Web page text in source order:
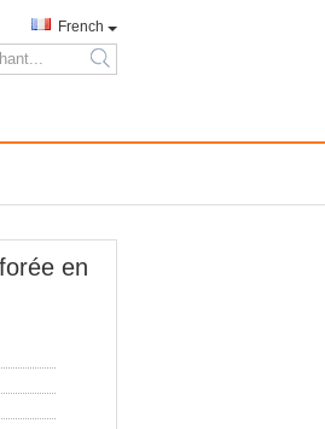
French
search
en